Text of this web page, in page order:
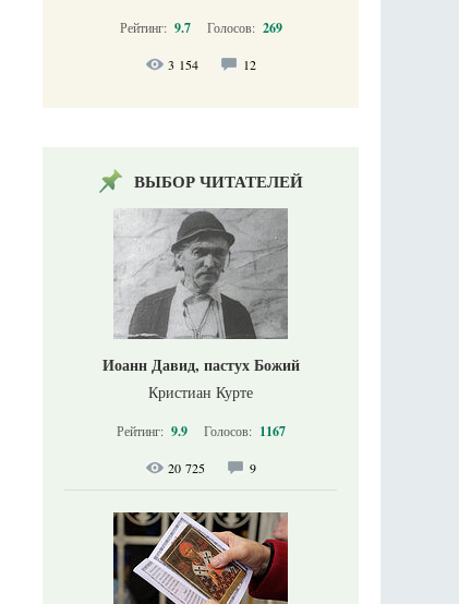
Рейтинг: 9.7 Голосов: 269
3 154 12
ВЫБОР ЧИТАТЕЛЕЙ
Иоанн Давид, пастух Божий
Кристиан Курте
Рейтинг: 9.9 Голосов: 1167
20 725 9